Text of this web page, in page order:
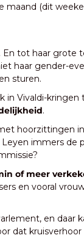
maand (dit
En tot haar grote
haar gender-
sturen.
in Vivaldi-kringen
.
hoorzittingen
immers de
of meer
en vooral
en daar
dat